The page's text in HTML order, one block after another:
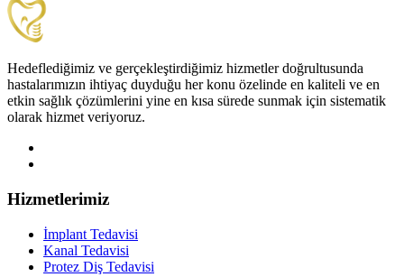
Hedeflediğimiz ve gerçekleştirdiğimiz hizmetler doğrultusunda
hastalarımızın ihtiyaç duyduğu her konu özelinde en kaliteli ve en
etkin sağlık çözümlerini yine en kısa sürede sunmak için sistematik
olarak hizmet veriyoruz.
Hizmetlerimiz
İmplant Tedavisi
Kanal Tedavisi
Protez Diş Tedavisi